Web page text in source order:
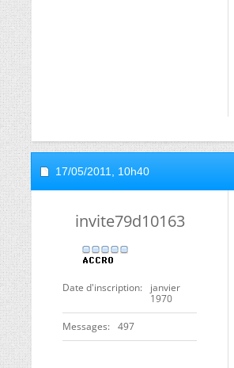
17/05/2011, 10h40
invite79d10163
Date d'inscription
janvier
1970
Messages 497